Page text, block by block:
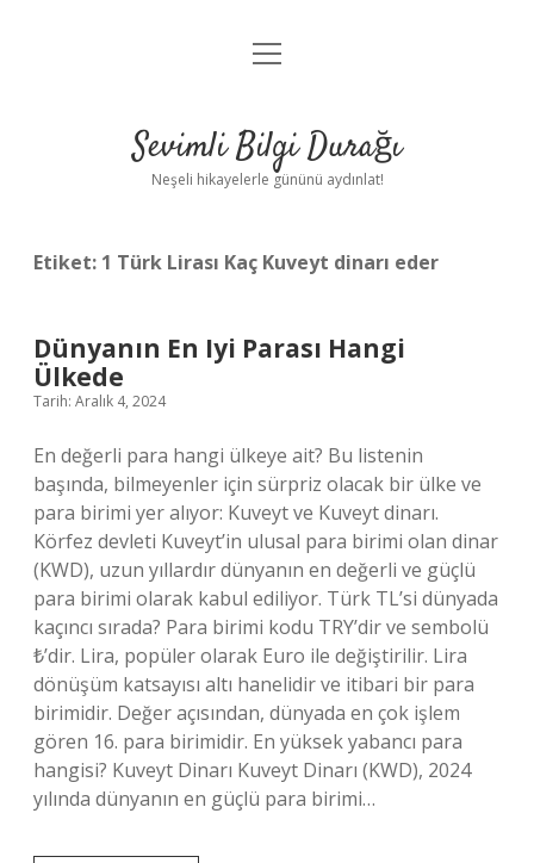
Anasayfa
Yasal Uyarı
menüyü
Sevimli Bilgi Durağı
Neşeli hikayelerle gününü aydınlat!
Etiket: 1 Türk Lirası Kaç Kuveyt dinarı eder
Dünyanın En Iyi Parası Hangi
Ülkede
Tarih: Aralık 4, 2024
En değerli para hangi ülkeye ait? Bu listenin
başında, bilmeyenler için sürpriz olacak bir ülke ve
para birimi yer alıyor: Kuveyt ve Kuveyt dinarı.
Körfez devleti Kuveyt’in ulusal para birimi olan dinar
(KWD), uzun yıllardır dünyanın en değerli ve güçlü
para birimi olarak kabul ediliyor. Türk TL’si dünyada
kaçıncı sırada? Para birimi kodu TRY’dir ve sembolü
₺’dir. Lira, popüler olarak Euro ile değiştirilir. Lira
dönüşüm katsayısı altı hanelidir ve itibari bir para
birimidir. Değer açısından, dünyada en çok işlem
gören 16. para birimidir. En yüksek yabancı para
hangisi? Kuveyt Dinarı Kuveyt Dinarı (KWD), 2024
yılında dünyanın en güçlü para birimi…